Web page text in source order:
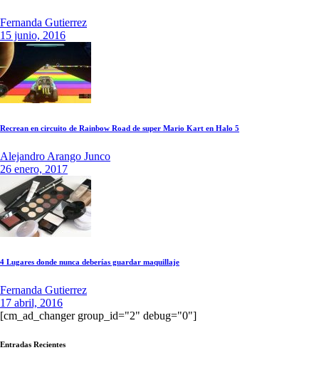
Fernanda Gutierrez
15 junio, 2016
Recrean en circuito de Rainbow Road de super Mario Kart en Halo 5
Alejandro Arango Junco
26 enero, 2017
4 Lugares donde nunca deberías guardar maquillaje
Fernanda Gutierrez
17 abril, 2016
[cm_ad_changer group_id="2" debug="0"]
Entradas Recientes